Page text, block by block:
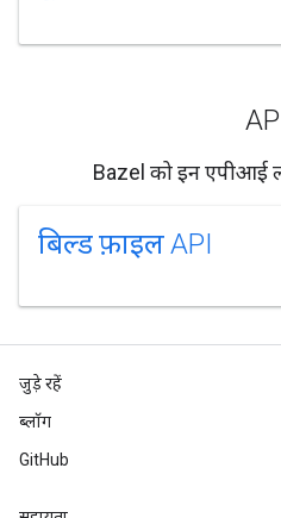
Bazel को इन एपीआई
बिल्ड फ़ाइल API
जुड़े रहें
ब्लॉग
GitHub